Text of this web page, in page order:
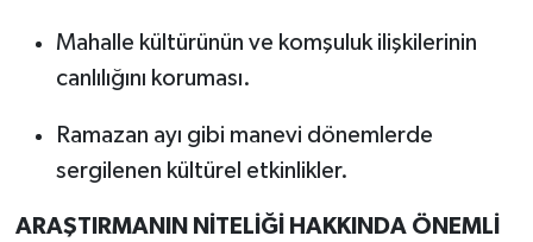
Mahalle kültürünün ve komşuluk ilişkilerinin
canlılığını koruması.
Ramazan ayı gibi manevi dönemlerde
sergilenen kültürel etkinlikler.
ARAŞTIRMANIN NİTELİĞİ HAKKINDA ÖNEMLİ